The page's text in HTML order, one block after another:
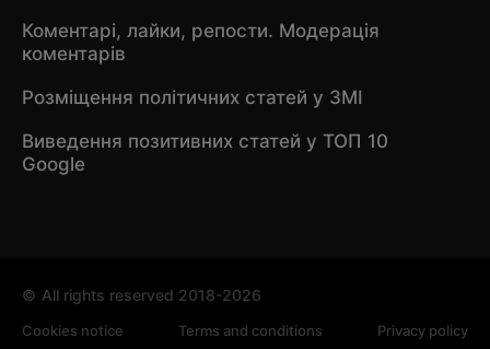
Коментарі, лайки, репости. Модерація
коментарів
Розміщення політичних статей у ЗМІ
Виведення позитивних статей у ТОП 10
Google
© All rights reserved 2018-2026
Cookies notice Terms and conditions Privacy policy